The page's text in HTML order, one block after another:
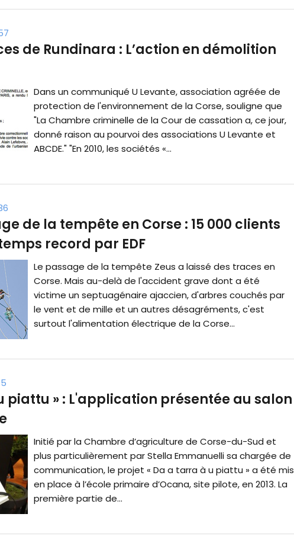
de Rundinara : L’action en démolition
Dans un communiqué U Levante, association agréée de
protection de l'environnement de la Corse, souligne que
"La Chambre criminelle de la Cour de cassation a, ce jour,
donné raison au pourvoi des associations U Levante et
ABCDE." "En 2010, les sociétés «...
de la tempête en Corse : 15 000 clients
record par EDF
Le passage de la tempête Zeus a laissé des traces en
Corse. Mais au-delà de l'accident grave dont a été
victime un septuagénaire ajaccien, d'arbres couchés par
le vent et de mille et un autres désagréments, c'est
surtout l'alimentation électrique de la Corse...
piattu » : L'application présentée au salon
Initié par la Chambre d’agriculture de Corse-du-Sud et
plus particulièrement par Stella Emmanuelli sa chargée de
communication, le projet « Da a tarra à u piattu » a été mis
en place à l’école primaire d’Ocana, site pilote, en 2013. La
première partie de...